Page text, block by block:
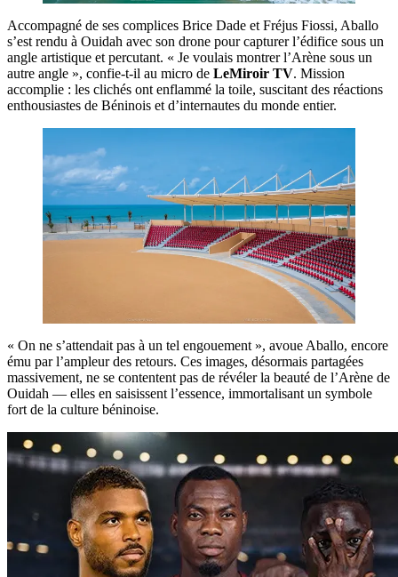
Accompagné de ses complices Brice Dade et Fréjus Fiossi, Aballo
s’est rendu à Ouidah avec son drone pour capturer l’édifice sous un
angle artistique et percutant. « Je voulais montrer l’Arène sous un
autre angle », confie-t-il au micro de LeMiroir TV. Mission
accomplie : les clichés ont enflammé la toile, suscitant des réactions
enthousiastes de Béninois et d’internautes du monde entier.
« On ne s’attendait pas à un tel engouement », avoue Aballo, encore
ému par l’ampleur des retours. Ces images, désormais partagées
massivement, ne se contentent pas de révéler la beauté de l’Arène de
Ouidah — elles en saisissent l’essence, immortalisant un symbole
fort de la culture béninoise.